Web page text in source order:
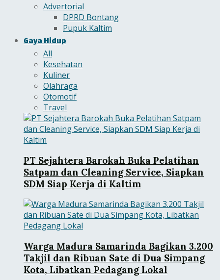
Advertorial
DPRD Bontang
Pupuk Kaltim
Gaya Hidup
All
Kesehatan
Kuliner
Olahraga
Otomotif
Travel
PT Sejahtera Barokah Buka Pelatihan
Satpam dan Cleaning Service, Siapkan
SDM Siap Kerja di Kaltim
Warga Madura Samarinda Bagikan 3.200
Takjil dan Ribuan Sate di Dua Simpang
Kota, Libatkan Pedagang Lokal